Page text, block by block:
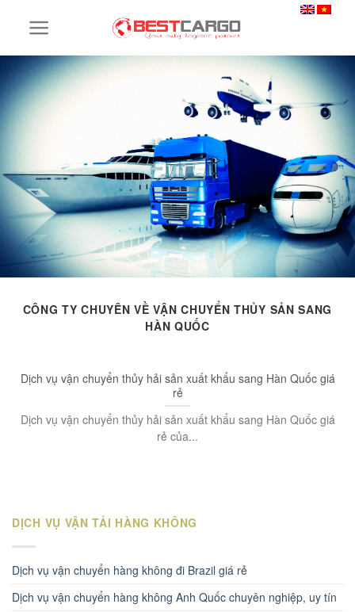
CÔNG TY CHUYÊN VỀ VẬN CHUYỂN THỦY SẢN SANG
HÀN QUỐC
Dịch vụ vận chuyển thủy hải sản xuất khẩu sang Hàn Quốc giá
rẻ
Dịch vụ vận chuyển thủy hải sản xuất khẩu sang Hàn Quốc giá
rẻ của...
DỊCH VỤ VẬN TẢI HÀNG KHÔNG
Dịch vụ vận chuyển hàng không đi Brazil giá rẻ
Dịch vụ vận chuyển hàng không Anh Quốc chuyên nghiệp, uy tín